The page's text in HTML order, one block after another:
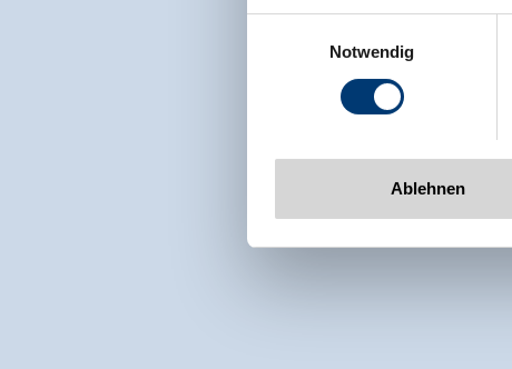
Zeller Bergbahnen Zillertal
Rohr 23// A-6280 Zell am Ziller
www.zillertalarena.com
Notwendig
Ablehnen